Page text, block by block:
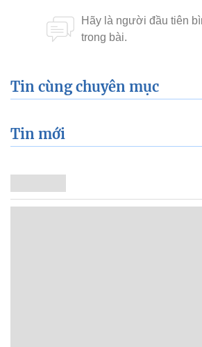
Tin cùng chuyên mục
Tin mới